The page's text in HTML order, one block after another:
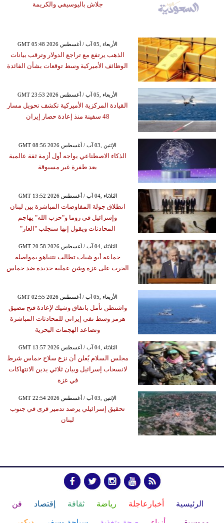
جلاش باليوسيفي والكريمة
GMT 05:48 2026 الأربعاء ,05 آب / أغسطس
الذهب يرتفع مع تراجع الدولار وترقب بيانات
الوظائف الأميركية وسط توقعات بشأن الفائدة
GMT 23:53 2026 الأربعاء ,05 آب / أغسطس
القيادة المركزية الأميركية تكشف تحويل مسار
48 سفينة منذ إعادة حصار إيران
GMT 08:56 2026 الإثنين ,03 آب / أغسطس
الذكاء الاصطناعي يواجه أول أزمة ثقة عالمية
بعد طفرة غير مسبوقة
GMT 13:52 2026 الثلاثاء ,04 آب / أغسطس
انطلاق جولة المفاوضات المباشرة بين لبنان
وإسرائيل في روما و"حزب الله" يهاجم
المحادثات ويقول إنها ستجلب "العار"
GMT 20:58 2026 الثلاثاء ,04 آب / أغسطس
جماعة أبو شباب تطالب نتنياهو بمواصلة
الحرب على غزة وشن عملية جديدة ضد حماس
GMT 02:55 2026 الأربعاء ,05 آب / أغسطس
واشنطن تأمل باتفاق وشيك لإعادة فتح مضيق
هرمز وسط نفي إيراني للمحادثات المباشرة
وتصاعد الهجمات البحرية
GMT 13:57 2026 الثلاثاء ,04 آب / أغسطس
مجلس السلام يُعلن أن نزع سلاح حماس شرط
لانسحاب إسرائيل وبيان ثلاثي يدين الانتهاكات
في غزة
GMT 22:54 2026 الإثنين ,03 آب / أغسطس
تحقيق إسرائيلي يرصد تدمير قرى في جنوب
لبنان
الرئيسية أخبارعاجلة رياضة ثقافة إقتصاد فن